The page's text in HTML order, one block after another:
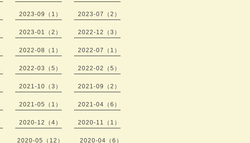
2023-09（1） 2023-07（2）
2023-01（2） 2022-12（3）
2022-08（1） 2022-07（1）
2022-03（5） 2022-02（5）
2021-10（3） 2021-09（2）
2021-05（1） 2021-04（6）
2020-12（4） 2020-11（1）
2020-05（12） 2020-04（6）